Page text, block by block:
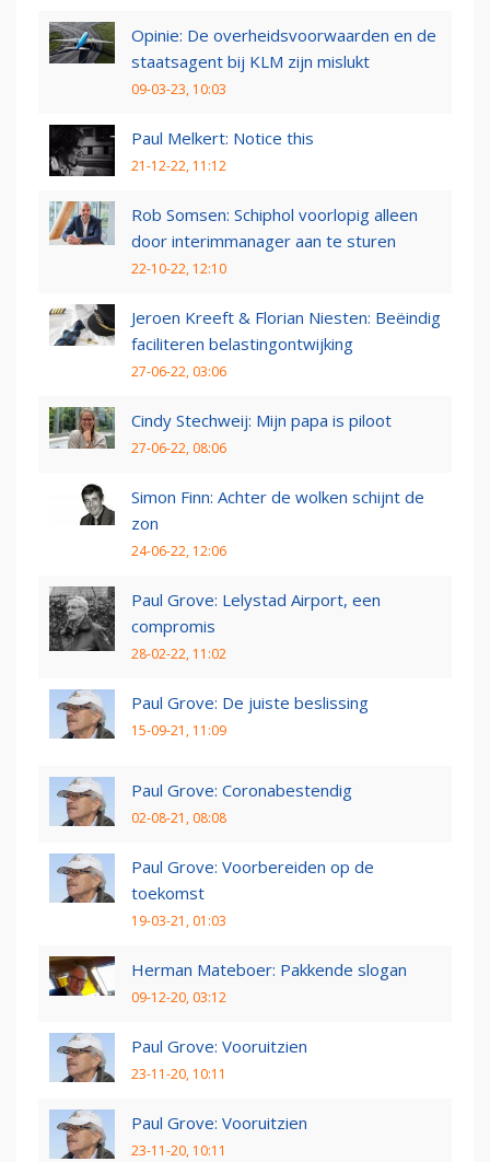
Opinie: De overheidsvoorwaarden en de
staatsagent bij KLM zijn mislukt
09-03-23, 10:03
Paul Melkert: Notice this
21-12-22, 11:12
Rob Somsen: Schiphol voorlopig alleen
door interimmanager aan te sturen
22-10-22, 12:10
Jeroen Kreeft & Florian Niesten: Beëindig
faciliteren belastingontwijking
27-06-22, 03:06
Cindy Stechweij: Mijn papa is piloot
27-06-22, 08:06
Simon Finn: Achter de wolken schijnt de
zon
24-06-22, 12:06
Paul Grove: Lelystad Airport, een
compromis
28-02-22, 11:02
Paul Grove: De juiste beslissing
15-09-21, 11:09
Paul Grove: Coronabestendig
02-08-21, 08:08
Paul Grove: Voorbereiden op de
toekomst
19-03-21, 01:03
Herman Mateboer: Pakkende slogan
09-12-20, 03:12
Paul Grove: Vooruitzien
23-11-20, 10:11
Paul Grove: Vooruitzien
23-11-20, 10:11